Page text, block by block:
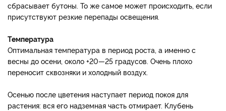
сбрасывает бутоны. То же самое может происходить, если
присутствуют резкие перепады освещения.
Температура
Оптимальная температура в период роста, а именно с
весны до осени, около +20—25 градусов. Очень плохо
переносит сквозняки и холодный воздух.
Осенью после цветения наступает период покоя для
растения: вся его надземная часть отмирает. Клубень